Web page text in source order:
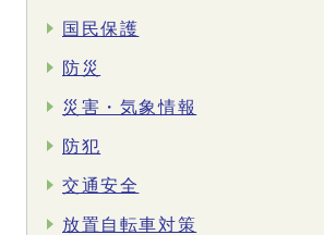
国民保護
防災
災害・気象情報
防犯
交通安全
放置自転車対策